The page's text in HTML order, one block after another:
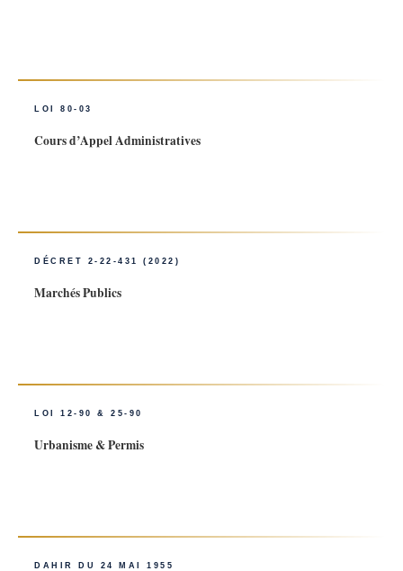
LOI 80-03
Cours d’Appel Administratives
DÉCRET 2-22-431 (2022)
Marchés Publics
LOI 12-90 & 25-90
Urbanisme & Permis
DAHIR DU 24 MAI 1955